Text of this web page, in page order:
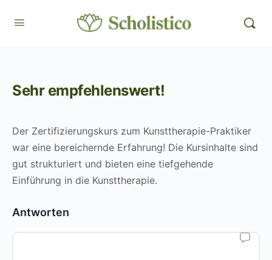
Sehr empfehlenswert!
Der Zertifizierungskurs zum Kunsttherapie-Praktiker
war eine bereichernde Erfahrung! Die Kursinhalte sind
gut strukturiert und bieten eine tiefgehende
Einführung in die Kunsttherapie.
Antworten